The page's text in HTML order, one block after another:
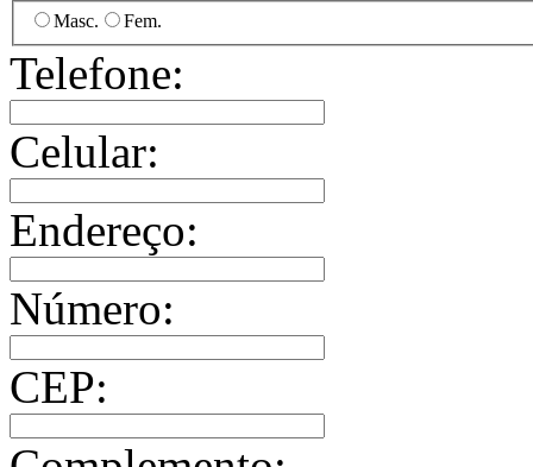
Masc. Fem.
Telefone:
Celular:
Endereço:
Número:
CEP: